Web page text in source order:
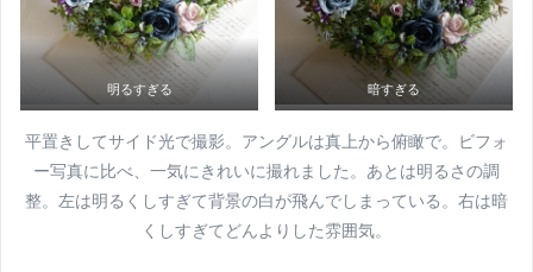
明るすぎる 暗すぎる
平置きしてサイド光で撮影。アングルは真上から俯瞰で。ビフォ
ー写真に比べ、一気にきれいに撮れました。あとは明るさの調
整。左は明るくしすぎて背景の白が飛んでしまっている。右は暗
くしすぎてどんよりした雰囲気。